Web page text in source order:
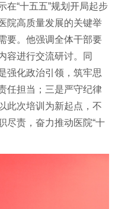
在“十五五”规划开局起步
院高质量发展的关键举
要。他强调全体干部要
容进行交流研讨。同
强化政治引领，筑牢思
任担当；三是严守纪律
此次培训为新起点，不
尽责，奋力推动医院“十